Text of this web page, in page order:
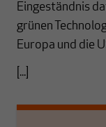
Eingeständnis
grünen
Europa und die
[...]